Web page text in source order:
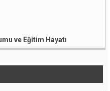
ve Eğitim Hayatı